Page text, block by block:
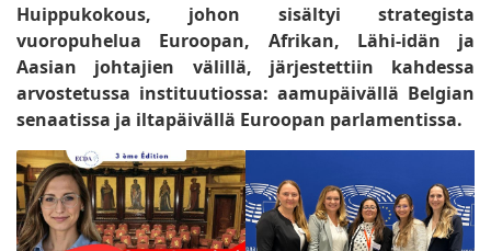
Huippukokous, johon sisältyi strategista
vuoropuhelua Euroopan, Afrikan, Lähi-idän ja
Aasian johtajien välillä, järjestettiin kahdessa
arvostetussa instituutiossa: aamupäivällä Belgian
senaatissa ja iltapäivällä Euroopan parlamentissa.